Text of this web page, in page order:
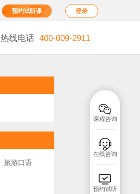
预约试听课 登录
热线电话 400-009-2911

课程咨询

在线咨询

预约试听
旅游口语